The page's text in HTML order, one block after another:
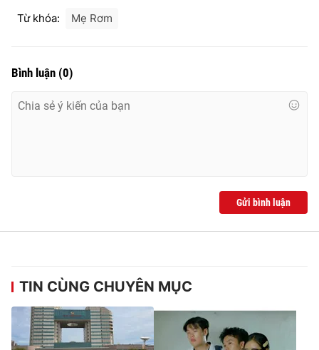
Từ khóa: Mẹ Rơm
Bình luận (0)
Gửi bình luận
TIN CÙNG CHUYÊN MỤC